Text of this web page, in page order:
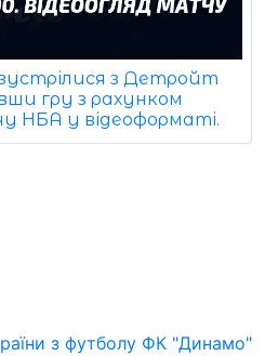
з Детройт
гру з рахунком
НБА у відеоформаті.
з футболу ФК "Динамо"